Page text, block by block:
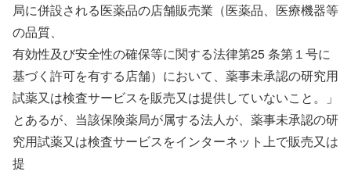
局に併設される医薬品の店舗販売業（医薬品、医療機器等
の品質、
有効性及び安全性の確保等に関する法律第25 条第１号に
基づく許可を有する店舗）において、薬事未承認の研究用
試薬又は検査サービスを販売又は提供していないこと。」
とあるが、当該保険薬局が属する法人が、薬事未承認の研
究用試薬又は検査サービスをインターネット上で販売又は
提